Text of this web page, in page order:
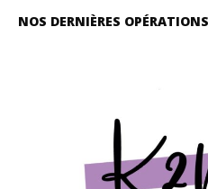
NOS DERNIÈRES OPÉRATIONS